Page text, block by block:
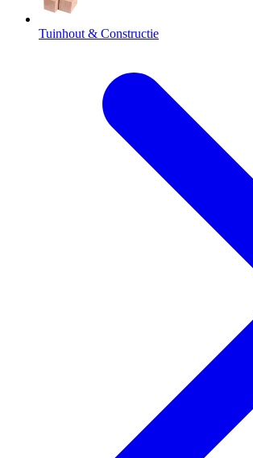
Tuinhout & Constructie